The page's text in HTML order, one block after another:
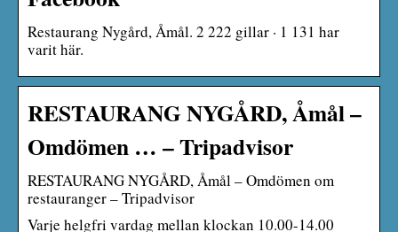
Restaurang Nygård, Åmål. 2 222 gillar · 1 131 har
varit här.
RESTAURANG NYGÅRD, Åmål –
Omdömen … – Tripadvisor
RESTAURANG NYGÅRD, Åmål – Omdömen om
restauranger – Tripadvisor
Varje helgfri vardag mellan klockan 10.00-14.00